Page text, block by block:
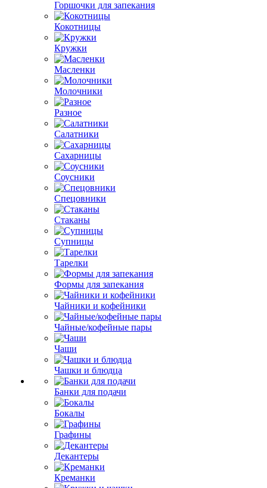
Горшочки для запекания
Кокотницы
Кружки
Масленки
Молочники
Разное
Салатники
Сахарницы
Соусники
Спецовники
Стаканы
Супницы
Тарелки
Формы для запекания
Чайники и кофейники
Чайные/кофейные пары
Чаши
Чашки и блюдца
Банки для подачи
Бокалы
Графины
Декантеры
Креманки